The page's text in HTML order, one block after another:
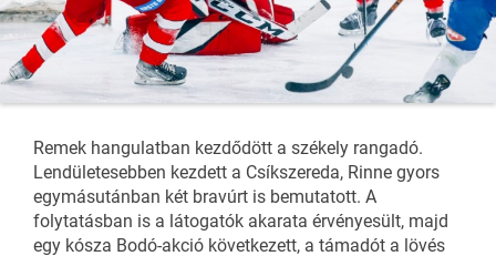
Remek hangulatban kezdődött a székely rangadó.
Lendületesebben kezdett a Csíkszereda, Rinne gyors
egymásutánban két bravúrt is bemutatott. A
folytatásban is a látogatók akarata érvényesült, majd
egy kósza Bodó-akció következett, a támadót a lövés